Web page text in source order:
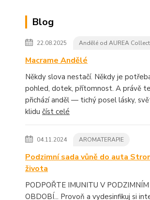
Blog
22.08.2025 Andělé od AUREA
Macrame Andělé
Někdy slova nestačí. Někdy je
pohled, dotek, přítomnost. A právě
přichází anděl — tichý posel lásky,
klidu číst celé
04.11.2024 AROMATERAPIE
Podzimní sada vůně do auta
života
PODPOŘTE IMUNITU V PODZIMNÍM
OBDOBÍ... Provoň a vydesinfikuj si